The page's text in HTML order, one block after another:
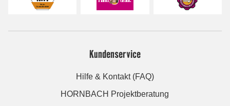
Kundenservice
Hilfe & Kontakt (FAQ)
HORNBACH Projektberatung